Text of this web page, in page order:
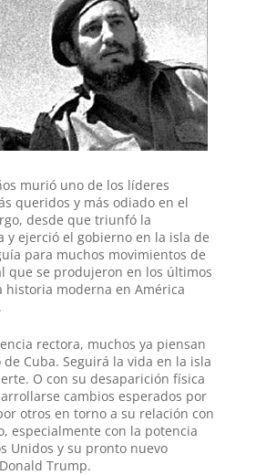
i
n
t
e
r
s
t
a
c
e
b
o
k
m
a
i
l
h
a
r
e
murió uno de los líderes
queridos y más odiado en el
desde que triunfó la
y ejerció el gobierno en la isla de
para muchos movimientos de
que se produjeron en los últimos
historia moderna en América
rectora, muchos ya piensan
Cuba. Seguirá la vida en la isla
O con su desaparición física
cambios esperados por
otros en torno a su relación con
especialmente con la potencia
Unidos y su pronto nuevo
Trump.